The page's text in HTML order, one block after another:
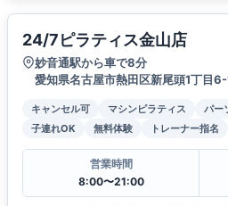
24/7ピラティス金山店
妙音通駅から車で8分
愛知県名古屋市熱田区新尾頭1丁目
キャンセル可 マシンピラティス パー
子連れOK
無料体験 トレーナー指名
営業時間
8:00〜21:00